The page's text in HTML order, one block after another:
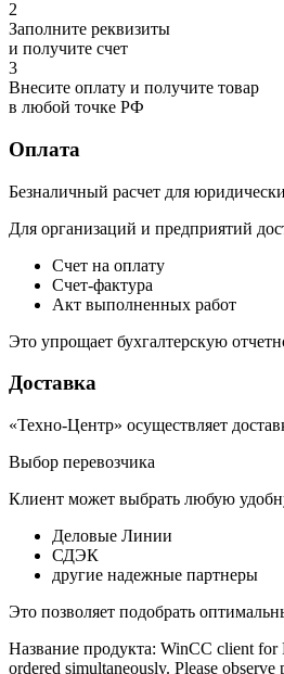
2
Заполните реквизиты
и получите счет
3
Внесите оплату и получите товар
в любой точке РФ
Оплата
Безналичный расчет для
Для организаций и предприятий
Счет на оплату
Счет-фактура
Акт выполненных работ
Это упрощает бухгалтерскую
Доставка
«Техно-Центр» осуществляет
Выбор перевозчика
Клиент может выбрать любую
Деловые Линии
СДЭК
другие надежные партнеры
Это позволяет подобрать
Название продукта: WinCC client
ordered simultaneously. Please